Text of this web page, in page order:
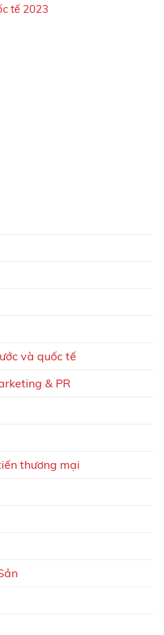
tế 2023
và quốc tế
& PR
thương mại